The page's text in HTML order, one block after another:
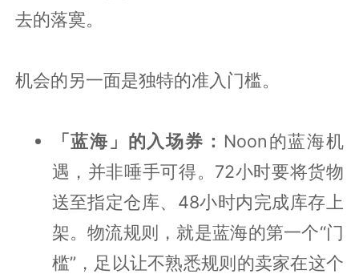
去的落寞。
机会的另一面是独特的准入门槛。
「蓝海」的入场券： Noon的蓝海机
遇，并非唾手可得。72小时要将货物
送至指定仓库、48小时内完成库存上
架。物流规则，就是蓝海的第一个“门
槛”，足以让不熟悉规则的卖家在这个